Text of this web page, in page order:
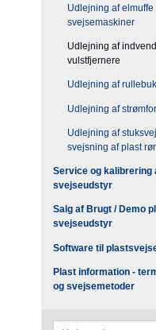
Udlejning af elmuffe
svejsemaskiner
Udlejning af
vulstfjernere
Udlejning af
Udlejning af
Udlejning af
svejsning af plast rør
Service og kalibrering
svejseudstyr
Salg af Brugt / Demo
svejseudstyr
Software til
Plast information -
og svejsemetoder